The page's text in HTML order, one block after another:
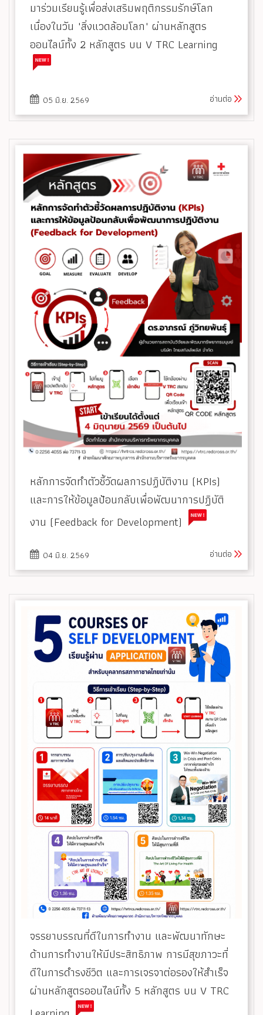
มาร่วมเรียนรู้เพื่อส่งเสริมพฤติกรรมรักษ์โลก
เนื่องในวัน "สิ่งแวดล้อมโลก" ผ่านหลักสูตร
ออนไลน์ทั้ง 2 หลักสูตร บน V TRC Learning
05 มิ.ย. 2569 อ่านต่อ
หลักการจัดทำตัวชี้วัดผลการปฏิบัติงาน (KPIs)
และการให้ข้อมูลป้อนกลับเพื่อพัฒนาการปฏิบัติ
งาน (Feedback for Development)
04 มิ.ย. 2569 อ่านต่อ
จรรยาบรรณที่ดีในการทำงาน และพัฒนาทักษะ
ด้านการทำงานให้มีประสิทธิภาพ ​การมีสุขภาวะที่
ดีในการดำรงชีวิต และการเจรจาต่อรองให้สำเร็จ
ผ่านหลักสูตรออนไลน์ทั้ง 5 หลักสูตร บน V TRC